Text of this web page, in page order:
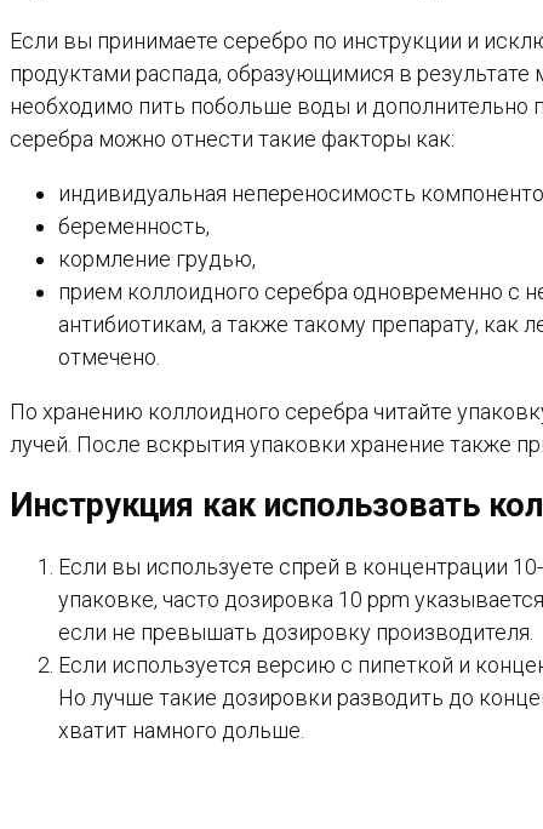
Если вы принимаете серебро по инструкции и
продуктами распада, образующимися в
необходимо пить побольше воды и дополнительно
серебра можно отнести такие факторы как:
индивидуальная непереносимость
беременность,
кормление грудью,
прием коллоидного серебра одновременно с
антибиотикам, а также такому препарату,
отмечено.
По хранению коллоидного серебра читайте
лучей. После вскрытия упаковки хранение также
Инструкция как использовать
Если вы используете спрей в концентрации
упаковке, часто дозировка 10 ppm
если не превышать дозировку производителя.
Если используется версию с пипеткой и
Но лучше такие дозировки разводить до
хватит намного дольше.